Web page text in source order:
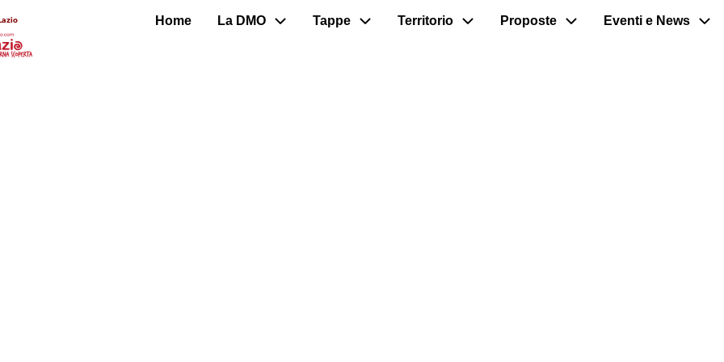
Home La DMO Tappe Territorio Proposte Eventi e News